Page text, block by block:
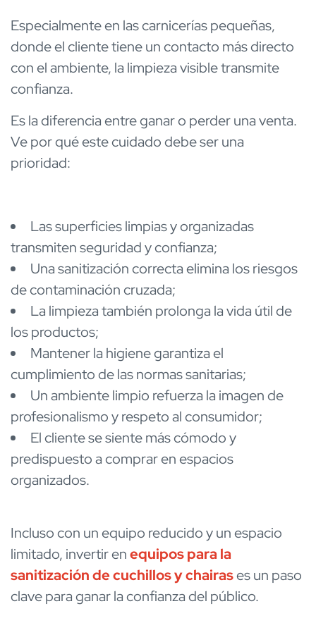
Especialmente en las carnicerías pequeñas,
donde el cliente tiene un contacto más directo
con el ambiente, la limpieza visible transmite
confianza.
Es la diferencia entre ganar o perder una venta.
Ve por qué este cuidado debe ser una
prioridad:
Las superficies limpias y organizadas
transmiten seguridad y confianza;
Una sanitización correcta elimina los riesgos
de contaminación cruzada;
La limpieza también prolonga la vida útil de
los productos;
Mantener la higiene garantiza el
cumplimiento de las normas sanitarias;
Un ambiente limpio refuerza la imagen de
profesionalismo y respeto al consumidor;
El cliente se siente más cómodo y
predispuesto a comprar en espacios
organizados.
Incluso con un equipo reducido y un espacio
limitado, invertir enequipos para la
sanitización de cuchillos y chairases un paso
clave para ganar la confianza del público.